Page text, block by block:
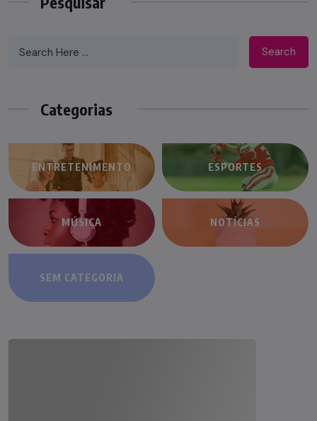
Search
Categorias
ENTRETENIMENTO ESPORTES
MÚSICA NOTÍCIAS
SEM CATEGORIA